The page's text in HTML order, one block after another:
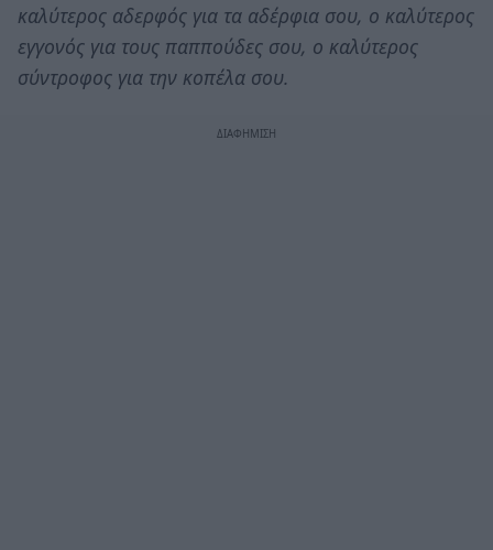
καλύτερος αδερφός για τα αδέρφια σου, ο καλύτερος
εγγονός για τους παππούδες σου, ο καλύτερος
σύντροφος για την κοπέλα σου.